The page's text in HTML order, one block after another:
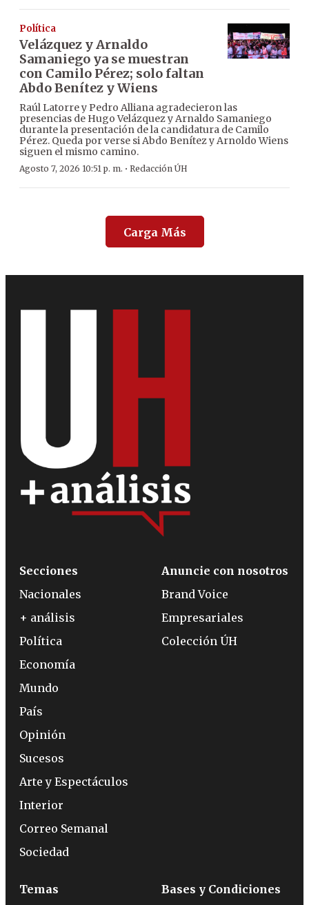
Política
Velázquez y Arnaldo
Samaniego ya se muestran
con Camilo Pérez; solo faltan
Abdo Benítez y Wiens
Raúl Latorre y Pedro Alliana agradecieron las
presencias de Hugo Velázquez y Arnaldo Samaniego
durante la presentación de la candidatura de Camilo
Pérez. Queda por verse si Abdo Benítez y Arnoldo Wiens
siguen el mismo camino.
Agosto 7, 2026 10:51 p. m. · Redacción ÚH
Carga Más
Secciones
Nacionales
+ análisis
Política
Economía
Mundo
País
Opinión
Sucesos
Arte y Espectáculos
Interior
Correo Semanal
Sociedad
Anuncie con nosotros
Brand Voice
Empresariales
Colección ÚH
Temas Bases y Condiciones